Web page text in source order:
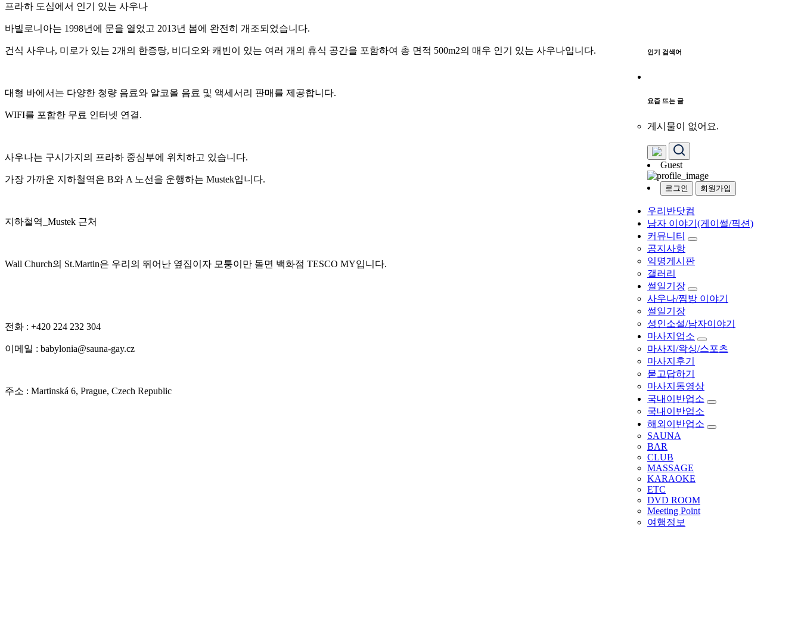
프라하 도심에서 인기 있는 사우나
바빌로니아는 1998년에 문을 열었고 2013년 봄에 완전히 개조되었습니다.
건식 사우나, 미로가 있는 2개의 한증탕, 비디오와 캐빈이 있는 여러 개의 휴식 공간을 포함하여 총 면적 500m2의 매우 인기 있는 사우나입니다.
대형 바에서는 다양한 청량 음료와 알코올 음료 및 액세서리 판매를 제공합니다.
WIFI를 포함한 무료 인터넷 연결.
사우나는 구시가지의 프라하 중심부에 위치하고 있습니다.
가장 가까운 지하철역은 B와 A 노선을 운행하는 Mustek입니다.
지하철역_Mustek 근처
Wall Church의 St.Martin은 우리의 뛰어난 옆집이자 모퉁이만 돌면 백화점 TESCO MY입니다.
전화 : +420 224 232 304
이메일 : babylonia@sauna-gay.cz
주소 : Martinská 6, Prague, Czech Republic
인기 검색어
요즘 뜨는 글
게시물이 없어요.
Guest
로그인 회원가입
우리반닷컴
남자 이야기(게이썰/픽션)
커뮤니티
공지사항
익명게시판
갤러리
썰일기장
사우나/찜방 이야기
썰일기장
성인소설/남자이야기
마사지업소
마사지/왁싱/스포츠
마사지후기
묻고답하기
마사지동영상
국내이반업소
국내이반업소
해외이반업소
SAUNA
BAR
CLUB
MASSAGE
KARAOKE
ETC
DVD ROOM
Meeting Point
여행정보